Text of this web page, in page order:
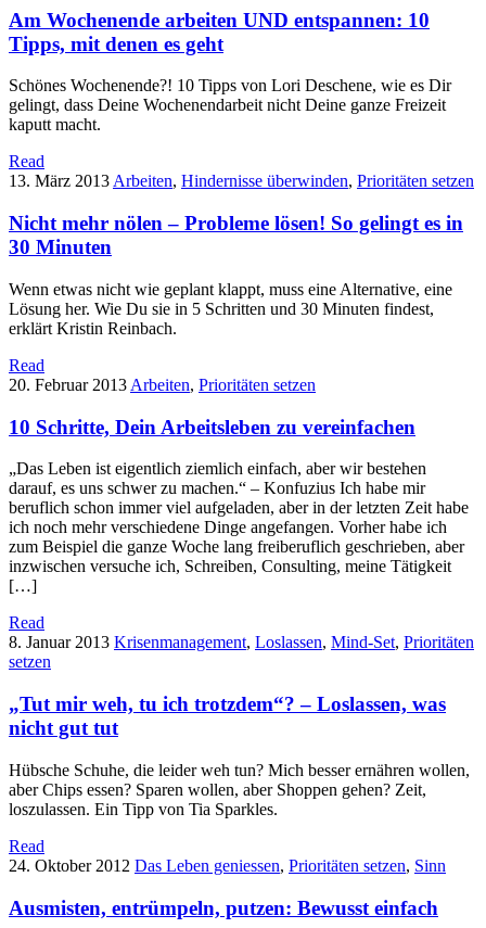
Am Wochenende arbeiten UND entspannen: 10
Tipps, mit denen es geht
Schönes Wochenende?! 10 Tipps von Lori Deschene, wie es Dir
gelingt, dass Deine Wochenendarbeit nicht Deine ganze Freizeit
kaputt macht.
Read
13. März 2013Arbeiten, Hindernisse überwinden, Prioritäten setzen
Nicht mehr nölen – Probleme lösen! So gelingt es in
30 Minuten
Wenn etwas nicht wie geplant klappt, muss eine Alternative, eine
Lösung her. Wie Du sie in 5 Schritten und 30 Minuten findest,
erklärt Kristin Reinbach.
Read
20. Februar 2013 Arbeiten, Prioritäten setzen
10 Schritte, Dein Arbeitsleben zu vereinfachen
„Das Leben ist eigentlich ziemlich einfach, aber wir bestehen
darauf, es uns schwer zu machen.“ – Konfuzius Ich habe mir
beruflich schon immer viel aufgeladen, aber in der letzten Zeit habe
ich noch mehr verschiedene Dinge angefangen. Vorher habe ich
zum Beispiel die ganze Woche lang freiberuflich geschrieben, aber
inzwischen versuche ich, Schreiben, Consulting, meine Tätigkeit
[…]
Read
8. Januar 2013 Krisenmanagement, Loslassen, Mind-Set, Prioritäten
setzen
„Tut mir weh, tu ich trotzdem“? – Loslassen, was
nicht gut tut
Hübsche Schuhe, die leider weh tun? Mich besser ernähren wollen,
aber Chips essen? Sparen wollen, aber Shoppen gehen? Zeit,
loszulassen. Ein Tipp von Tia Sparkles.
Read
24. Oktober 2012 Das Leben geniessen, Prioritäten setzen, Sinn
Ausmisten, entrümpeln, putzen: Bewusst einfach